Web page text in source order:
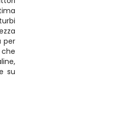
per
su